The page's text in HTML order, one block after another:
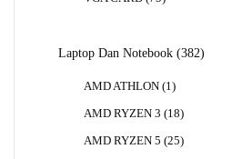
Laptop Dan Notebook 382382
AMD ATHLON 1 1
AMD RYZEN 3
1818
AMD RYZEN 5 2525